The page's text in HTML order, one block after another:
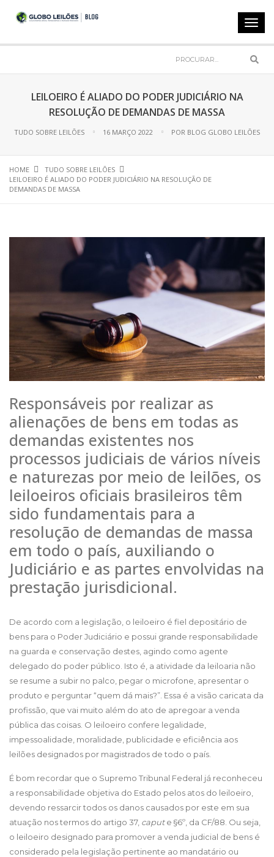
LEILOEIRO É ALIADO DO PODER JUDICIÁRIO NA
RESOLUÇÃO DE DEMANDAS DE MASSA
TUDO SOBRE LEILÕES 16 MARÇO 2022 POR BLOG GLOBO LEILÕES
HOME
TUDO SOBRE LEILÕES
LEILOEIRO É ALIADO DO PODER JUDICIÁRIO NA RESOLUÇÃO DE
DEMANDAS DE MASSA
Responsáveis por realizar as
alienações de bens em todas as
demandas existentes nos
processos judiciais de vários níveis
e naturezas por meio de leilões, os
leiloeiros oficiais brasileiros têm
sido fundamentais para a
resolução de demandas de massa
em todo o país, auxiliando o
Judiciário e as partes envolvidas na
prestação jurisdicional.
De acordo com a legislação, o leiloeiro é fiel depositário de
bens para o Poder Judiciário e possui grande responsabilidade
na guarda e conservação destes, agindo como agente
delegado do poder público. Isto é, a atividade da leiloaria não
se resume a subir no palco, pegar o microfone, apresentar o
produto e perguntar “quem dá mais?”. Essa é a visão caricata da
profissão, que vai muito além do ato de apregoar a venda
pública das coisas. O leiloeiro confere legalidade,
impessoalidade, moralidade, publicidade e eficiência aos
leilões designados por magistrados de todo o país.
É bom recordar que o Supremo Tribunal Federal já reconheceu
a responsabilidade objetiva do Estado pelos atos do leiloeiro,
devendo ressarcir todos os danos causados por este em sua
atuação nos termos do artigo 37, capute §6º, da CF/88. Ou seja,
o leiloeiro designado para promover a venda judicial de bens é
considerado pela legislação pertinente ao mandatário ou